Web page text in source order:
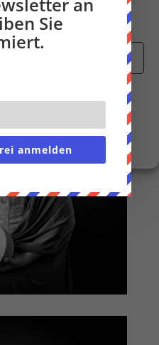
Impressum
Sie
anmelden